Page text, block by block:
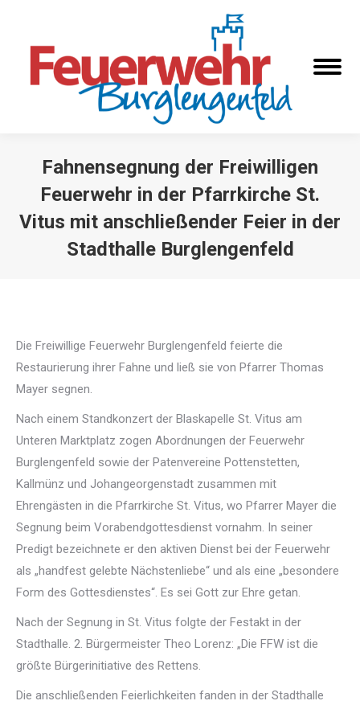
Fahnensegnung der Freiwilligen
Feuerwehr in der Pfarrkirche St.
Vitus mit anschließender Feier in der
Stadthalle Burglengenfeld
Die Freiwillige Feuerwehr Burglengenfeld feierte die
Restaurierung ihrer Fahne und ließ sie von Pfarrer Thomas
Mayer segnen.
Nach einem Standkonzert der Blaskapelle St. Vitus am
Unteren Marktplatz zogen Abordnungen der Feuerwehr
Burglengenfeld sowie der Patenvereine Pottenstetten,
Kallmünz und Johangeorgenstadt zusammen mit
Ehrengästen in die Pfarrkirche St. Vitus, wo Pfarrer Mayer die
Segnung beim Vorabendgottesdienst vornahm. In seiner
Predigt bezeichnete er den aktiven Dienst bei der Feuerwehr
als „handfest gelebte Nächstenliebe“ und als eine „besondere
Form des Gottesdienstes“. Es sei Gott zur Ehre getan.
Nach der Segnung in St. Vitus folgte der Festakt in der
Stadthalle. 2. Bürgermeister Theo Lorenz: „Die FFW ist die
größte Bürgerinitiative des Rettens.
Die anschließenden Feierlichkeiten fanden in der Stadthalle